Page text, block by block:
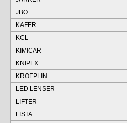
JBO
KAFER
KCL
KIMICAR
KNIPEX
KROEPLIN
LED LENSER
LIFTER
LISTA